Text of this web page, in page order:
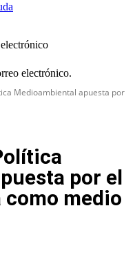
electrónico.
Medioambiental apuesta por
por el
medio